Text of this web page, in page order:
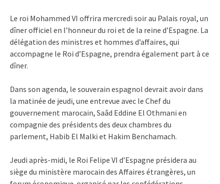
Le roi Mohammed VI offrira mercredi soir au Palais royal, un
dîner officiel en l’honneur du roi et de la reine d’Espagne. La
délégation des ministres et hommes d’affaires, qui
accompagne le Roi d’Espagne, prendra également part à ce
dîner.
Dans son agenda, le souverain espagnol devrait avoir dans
la matinée de jeudi, une entrevue avec le Chef du
gouvernement marocain, Saâd Eddine El Othmani en
compagnie des présidents des deux chambres du
parlement, Habib El Malki et Hakim Benchamach.
Jeudi après-midi, le Roi Felipe VI d’Espagne présidera au
siège du ministère marocain des Affaires étrangères, un